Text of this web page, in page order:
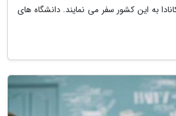
به این کشور سفر می نمایند. دانشگاه های